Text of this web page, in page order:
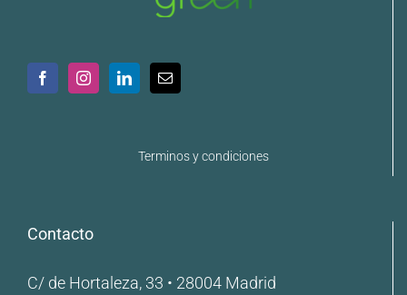
Terminos y condiciones
Contacto
C/ de Hortaleza, 33 • 28004 Madrid